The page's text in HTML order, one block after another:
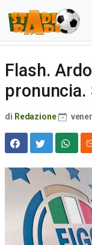
Flash.
pronuncia.
di Redazione